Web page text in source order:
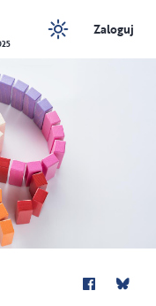
Zaloguj